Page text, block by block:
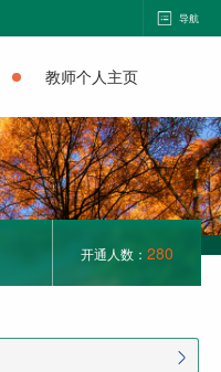
导航
教师个人主页
开通人数： 280